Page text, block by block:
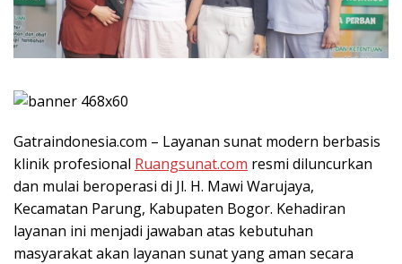
Gatraindonesia.com – Layanan sunat modern berbasis
klinik profesional Ruangsunat.com resmi diluncurkan
dan mulai beroperasi di Jl. H. Mawi Warujaya,
Kecamatan Parung, Kabupaten Bogor. Kehadiran
layanan ini menjadi jawaban atas kebutuhan
masyarakat akan layanan sunat yang aman secara